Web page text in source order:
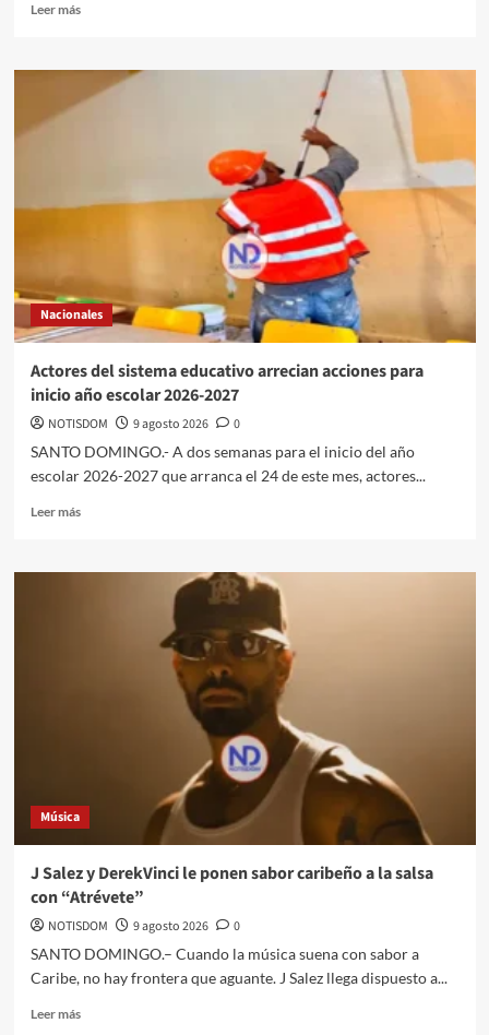
Leer más
Nacionales
Actores del sistema educativo arrecian acciones para
inicio año escolar 2026-2027
NOTISDOM 9 agosto 2026
0
SANTO DOMINGO.- A dos semanas para el inicio del año
escolar 2026-2027 que arranca el 24 de este mes, actores...
Leer más
Música
J Salez y DerekVinci le ponen sabor caribeño a la salsa
con “Atrévete”
NOTISDOM 9 agosto 2026
0
SANTO DOMINGO.– Cuando la música suena con sabor a
Caribe, no hay frontera que aguante. J Salez llega dispuesto a...
Leer más